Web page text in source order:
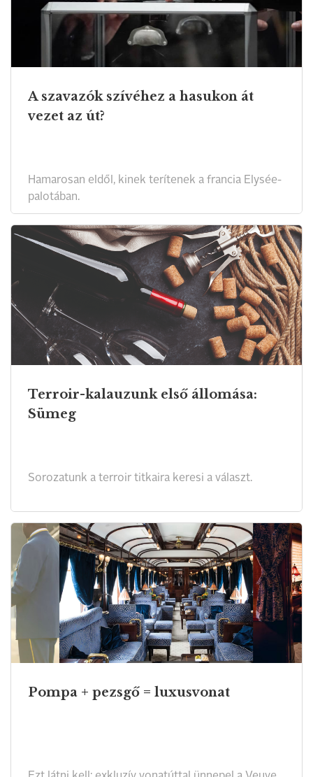
A szavazók szívéhez a hasukon át
vezet az út?
Hamarosan eldől, kinek terítenek a francia Elysée-
palotában.
Terroir-kalauzunk első állomása:
Sümeg
Sorozatunk a terroir titkaira keresi a választ.
Pompa + pezsgő = luxusvonat